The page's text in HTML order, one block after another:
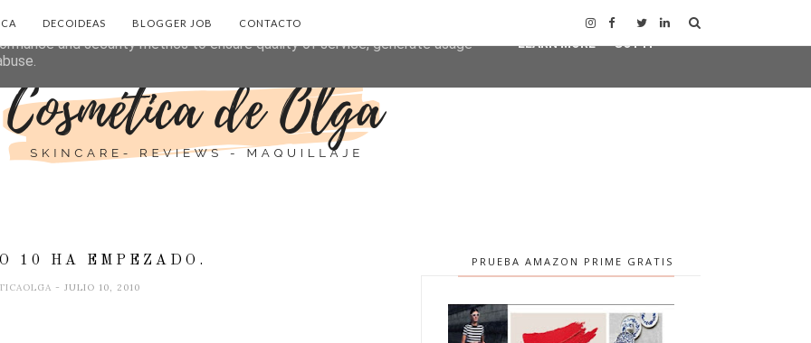
DECOIDEAS BLOGGER JOB CONTACTO
10 HA EMPEZADO.
- JULIO 10, 2010
PRUEBA AMAZON PRIME GRATIS
its services and to analyze traffic. Your IP address and user-agent
and security metrics to ensure quality of service, generate usage
LEARN MORE GOT IT